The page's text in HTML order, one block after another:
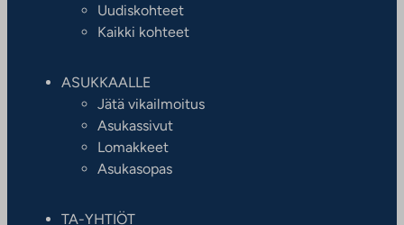
Uudiskohteet
Kaikki kohteet
ASUKKAALLE
Jätä vikailmoitus
Asukassivut
Lomakkeet
Asukasopas
TA-YHTIÖT